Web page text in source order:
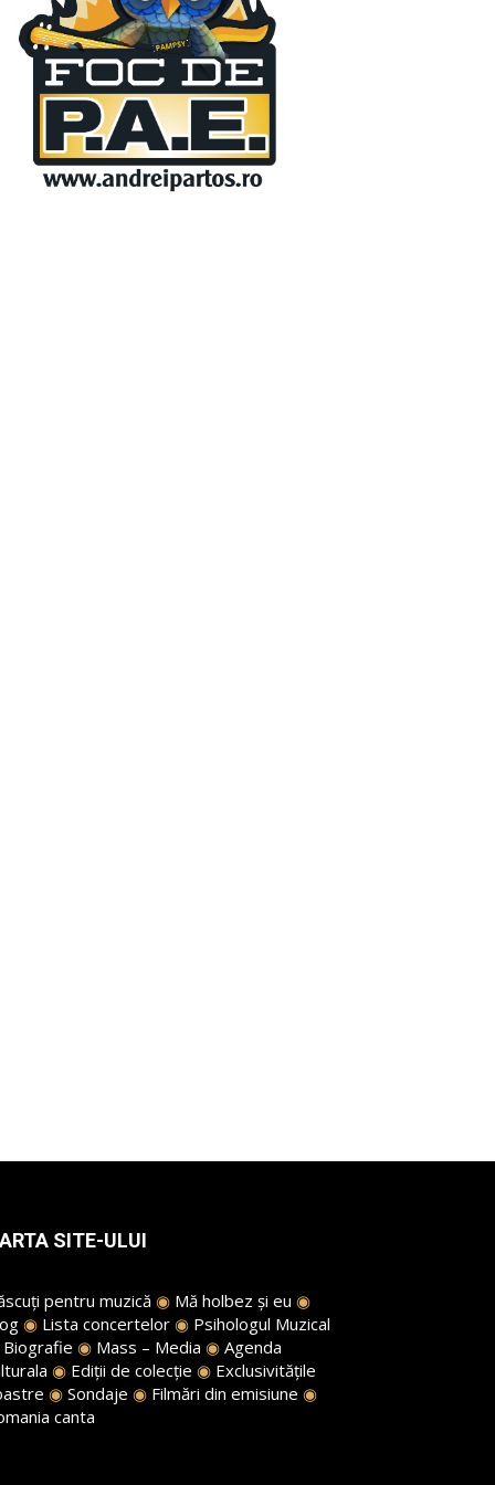
SITE-ULUI
pentru muzică ◉ Mă holbez și eu ◉
◉ Lista concertelor ◉ Psihologul Muzical
Biografie ◉ Mass – Media ◉ Agenda
◉ Ediții de colecție ◉ Exclusivitățile
◉ Sondaje ◉ Filmări din emisiune ◉
canta